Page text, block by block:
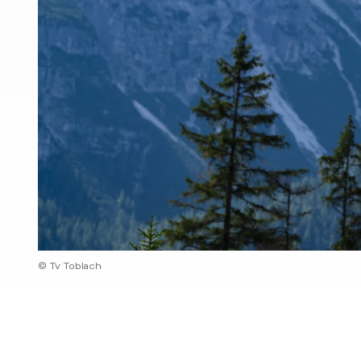
© Tv Toblach